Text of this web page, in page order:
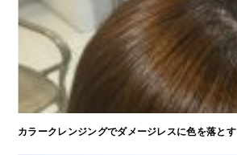
カラークレンジングでダメージレスに色を落とす